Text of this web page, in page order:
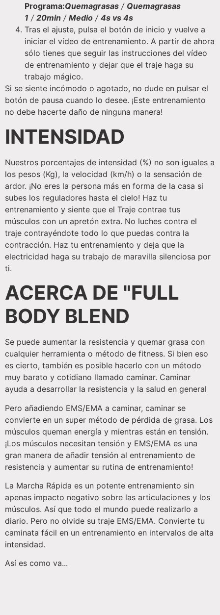
Programa:Quemagrasas / Quemagrasas
1 / 20min / Medio / 4s vs 4s
Tras el ajuste, pulsa el botón de inicio y vuelve a
iniciar el vídeo de entrenamiento. A partir de ahora
sólo tienes que seguir las instrucciones del vídeo
de entrenamiento y dejar que el traje haga su
trabajo mágico.
Si se siente incómodo o agotado, no dude en pulsar el
botón de pausa cuando lo desee. ¡Este entrenamiento
no debe hacerte daño de ninguna manera!
INTENSIDAD
Nuestros porcentajes de intensidad (%) no son iguales a
los pesos (Kg), la velocidad (km/h) o la sensación de
ardor. ¡No eres la persona más en forma de la casa si
subes los reguladores hasta el cielo! Haz tu
entrenamiento y siente que el Traje contrae tus
músculos con un apretón extra. No luches contra el
traje contrayéndote todo lo que puedas contra la
contracción. Haz tu entrenamiento y deja que la
electricidad haga su trabajo de maravilla silenciosa por
ti.
ACERCA DE "FULL
BODY BLEND
Se puede aumentar la resistencia y quemar grasa con
cualquier herramienta o método de fitness. Si bien eso
es cierto, también es posible hacerlo con un método
muy barato y cotidiano llamado caminar. Caminar
ayuda a desarrollar la resistencia y la salud en general
Pero añadiendo EMS/EMA a caminar, caminar se
convierte en un super método de pérdida de grasa. Los
músculos queman energía y mientras están en tensión.
¡Los músculos necesitan tensión y EMS/EMA es una
gran manera de añadir tensión al entrenamiento de
resistencia y aumentar su rutina de entrenamiento!
La Marcha Rápida es un potente entrenamiento sin
apenas impacto negativo sobre las articulaciones y los
músculos. Así que todo el mundo puede realizarlo a
diario. Pero no olvide su traje EMS/EMA. Convierte tu
caminata fácil en un entrenamiento en intervalos de alta
intensidad.
Así es como va...